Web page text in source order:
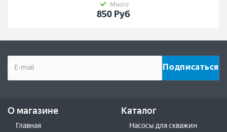
Много
850 Руб
О магазине
Главная
Каталог
Насосы для скважин